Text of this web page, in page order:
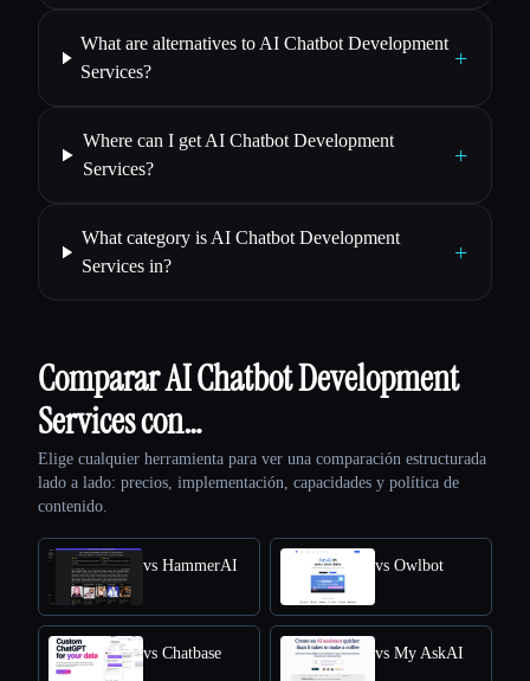
What are alternatives to AI Chatbot Development
Services?
+
Where can I get AI Chatbot Development
Services?
+
What category is AI Chatbot Development
Services in?
+
Comparar AI Chatbot Development
Services con…
Elige cualquier herramienta para ver una comparación estructurada
lado a lado: precios, implementación, capacidades y política de
contenido.
vs HammerAI vs Owlbot
vs Chatbase vs My AskAI